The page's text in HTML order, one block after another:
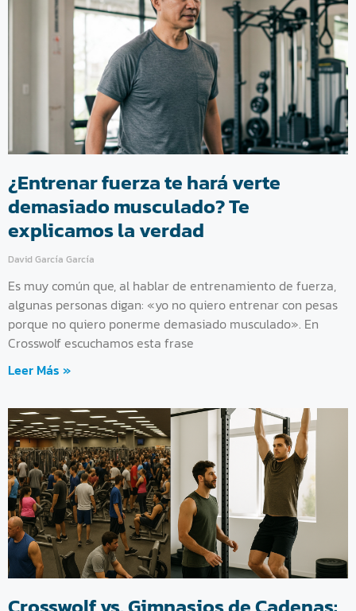
¿Entrenar fuerza te hará verte
demasiado musculado? Te
explicamos la verdad
David García García
Es muy común que, al hablar de entrenamiento de fuerza,
algunas personas digan: «yo no quiero entrenar con pesas
porque no quiero ponerme demasiado musculado». En
Crosswolf escuchamos esta frase
Leer Más »